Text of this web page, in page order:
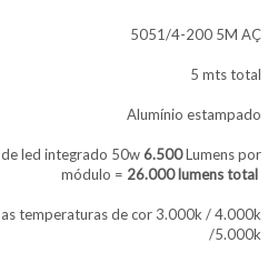
5051/4-200 5M AÇ
5 mts total
Alumínio estampado
led integrado 50w6.500Lumens por
módulo = 26.000 lumens total
temperaturas de cor 3.000k / 4.000k
/5.000k